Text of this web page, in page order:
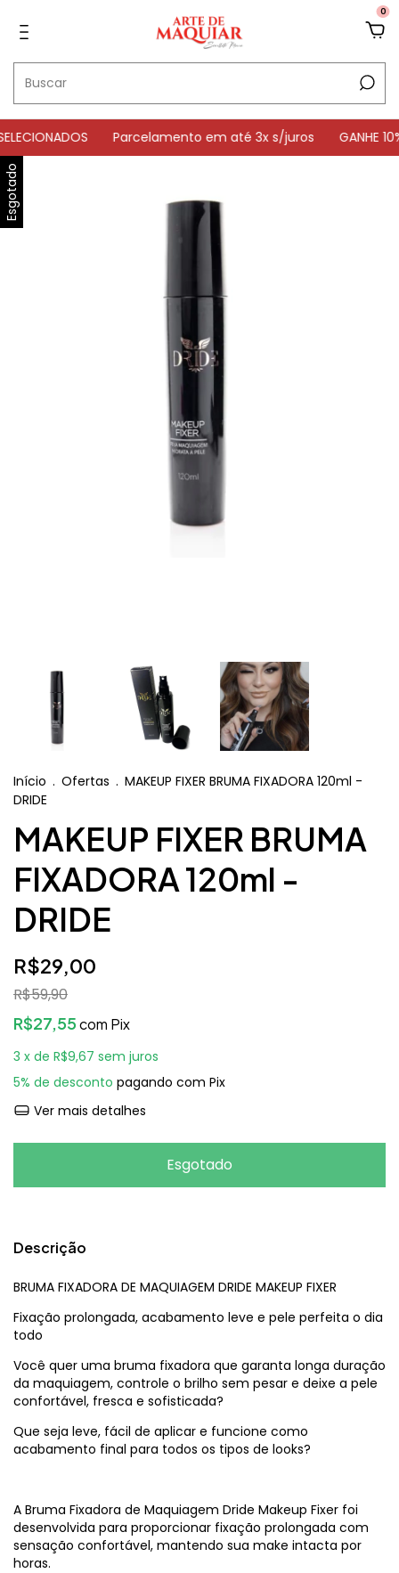
0
Parcelamento em até 3x s/juros GANHE 10%
Esgotado
Início . Ofertas . MAKEUP FIXER BRUMA FIXADORA 120ml -
DRIDE
MAKEUP FIXER BRUMA
FIXADORA 120ml -
DRIDE
R$29,00
R$59,90
R$27,55com Pix
3 x de R$9,67 sem juros
5% de desconto pagando com Pix
Ver mais detalhes
Descrição
BRUMA FIXADORA DE MAQUIAGEM DRIDE MAKEUP FIXER
Fixação prolongada, acabamento leve e pele perfeita o dia
todo
Você quer uma bruma fixadora que garanta longa duração
da maquiagem, controle o brilho sem pesar e deixe a pele
confortável, fresca e sofisticada?
Que seja leve, fácil de aplicar e funcione como
acabamento final para todos os tipos de looks?
A Bruma Fixadora de Maquiagem Dride Makeup Fixer foi
desenvolvida para proporcionar fixação prolongada com
sensação confortável, mantendo sua make intacta por
horas.